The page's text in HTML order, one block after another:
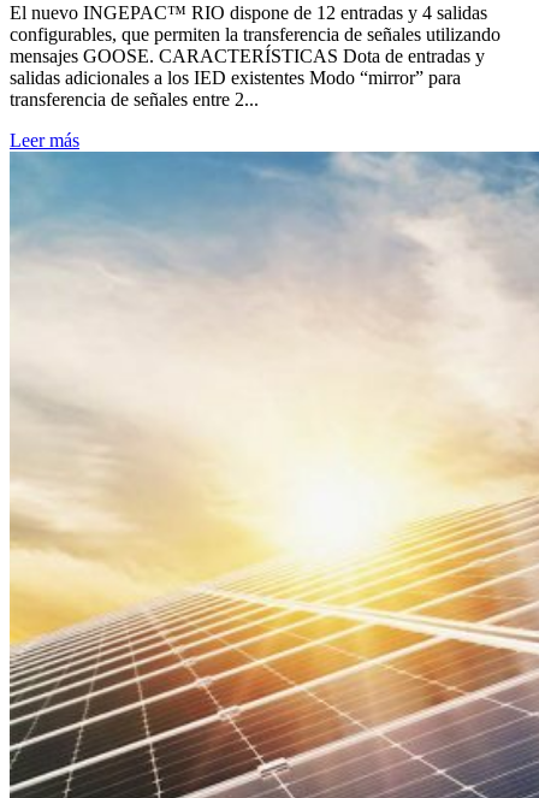
El nuevo INGEPAC™ RIO dispone de 12 entradas y 4 salidas
configurables, que permiten la transferencia de señales utilizando
mensajes GOOSE. CARACTERÍSTICAS Dota de entradas y
salidas adicionales a los IED existentes Modo “mirror” para
transferencia de señales entre 2...
Leer más